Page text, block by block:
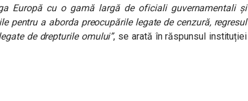
Europă cu o gamă largă de oficiali guvernamentali și
pentru a aborda preocupările legate de cenzură, regresul
de drepturile omului”, se arată în răspunsul instituției